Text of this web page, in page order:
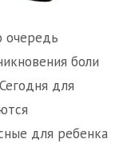
очередь
боли
для
для ребенка